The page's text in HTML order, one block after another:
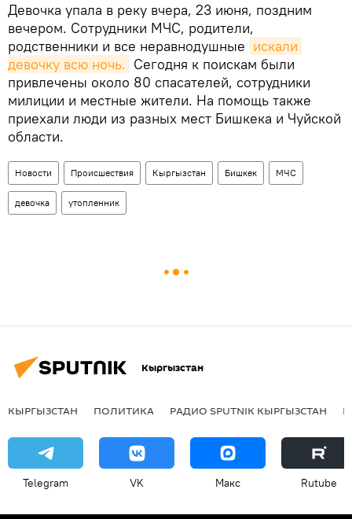
Девочка упала в реку вчера, 23 июня, поздним
вечером. Сотрудники МЧС, родители,
родственники и все неравнодушные искали
девочку всю ночь. Сегодня к поискам были
привлечены около 80 спасателей, сотрудники
милиции и местные жители. На помощь также
приехали люди из разных мест Бишкека и Чуйской
области.
Новости Происшествия Кыргызстан Бишкек МЧС
девочка утопленник
Кыргызстан
КЫРГЫЗСТАН ПОЛИТИКА РАДИО SPUTNIK КЫРГЫЗСТАН
Telegram VK Макс Rutube